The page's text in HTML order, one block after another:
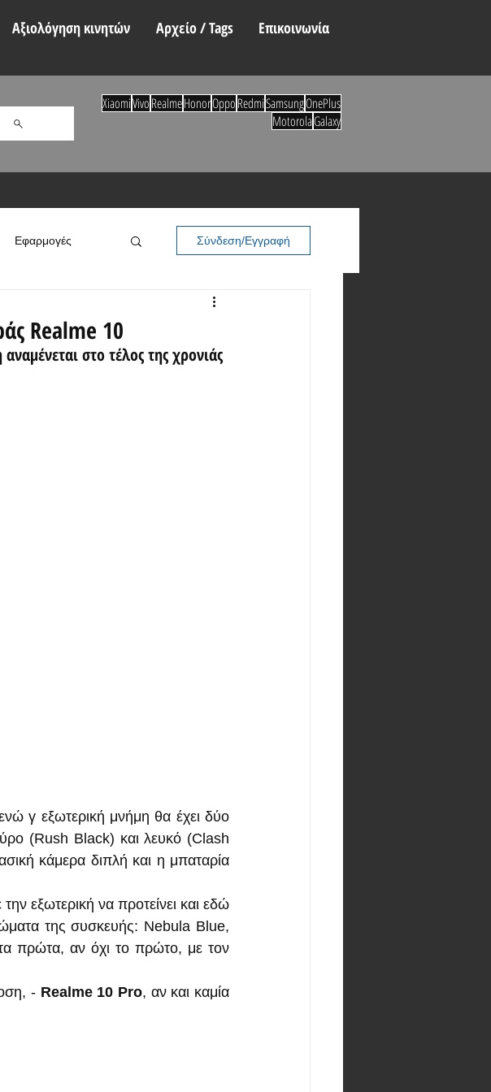
Αξιολόγηση κινητών Αρχείο / Tags Επικοινωνία
Εφαρμογές Σύνδεση/Εγγραφή
Realme 10
στο τέλος της χρονιάς
γ εξωτερική μνήμη θα έχει δύο
(Rush Black) και λευκό (Clash
κάμερα διπλή και η μπαταρία
εξωτερική να προτείνει και εδώ
της συσκευής: Nebula Blue,
πρώτα, αν όχι το πρώτο, με τον
- Realme 10 Pro, αν και καμία
XiaomiVivoRealmeHonorOppoRedmiSamsungOnePlus
MotorolaGalaxy